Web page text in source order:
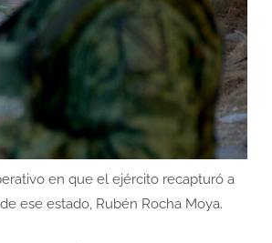
en que el ejército recapturó a
ese estado, Rubén Rocha Moya.